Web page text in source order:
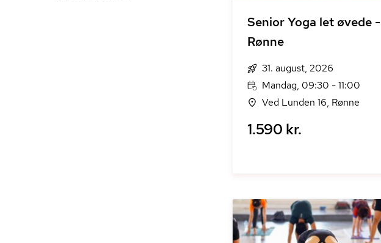
Senior Yoga let øvede -
Rønne
31. august, 2026
Mandag, 09:30 - 11:00
Ved Lunden 16, Rønne
1.590 kr.